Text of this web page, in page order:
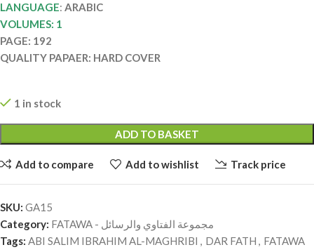
LANGUAGE: ARABIC
VOLUMES: 1
PAGE: 192
QUALITY PAPAER: HARD COVER
1 in stock
ADD TO BASKET
Add to compare Add to wishlist Track price
SKU: GA15
Category:
FATAWA - مجموعة الفتاوي والرسائل
Tags: ABI SALIM IBRAHIM AL-MAGHRIBI , DAR FATH , FATAWA